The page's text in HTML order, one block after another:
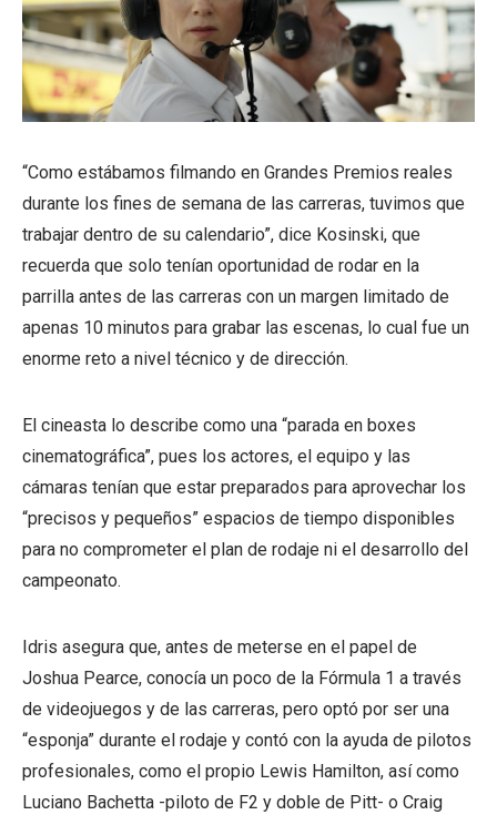
“Como estábamos filmando en Grandes Premios reales
durante los fines de semana de las carreras, tuvimos que
trabajar dentro de su calendario”, dice Kosinski, que
recuerda que solo tenían oportunidad de rodar en la
parrilla antes de las carreras con un margen limitado de
apenas 10 minutos para grabar las escenas, lo cual fue un
enorme reto a nivel técnico y de dirección.
El cineasta lo describe como una “parada en boxes
cinematográfica”, pues los actores, el equipo y las
cámaras tenían que estar preparados para aprovechar los
“precisos y pequeños” espacios de tiempo disponibles
para no comprometer el plan de rodaje ni el desarrollo del
campeonato.
Idris asegura que, antes de meterse en el papel de
Joshua Pearce, conocía un poco de la Fórmula 1 a través
de videojuegos y de las carreras, pero optó por ser una
“esponja” durante el rodaje y contó con la ayuda de pilotos
profesionales, como el propio Lewis Hamilton, así como
Luciano Bachetta -piloto de F2 y doble de Pitt- o Craig